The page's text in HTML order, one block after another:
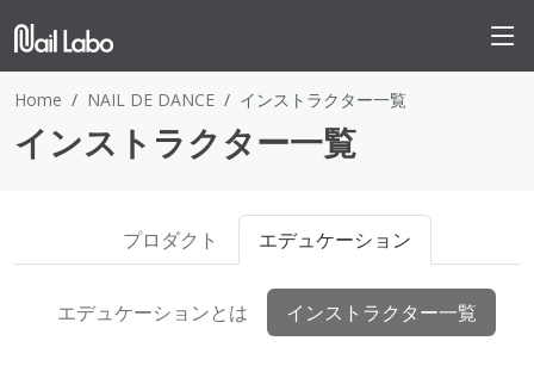
Home NAIL DE DANCE インストラクター一覧
インストラクター一覧
プロダクト エデュケーション
エデュケーションとは インストラクター一覧